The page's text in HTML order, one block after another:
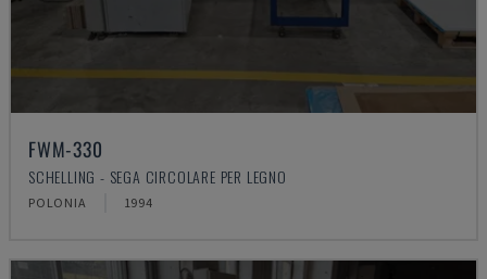
FWM-330
SCHELLING - SEGA CIRCOLARE PER LEGNO
POLONIA 1994